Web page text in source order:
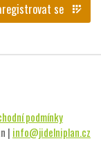
se app_registration
podmínky
| info@jidelniplan.cz